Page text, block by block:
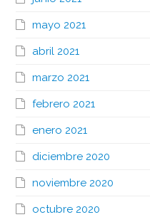
mayo 2021
abril 2021
marzo 2021
febrero 2021
enero 2021
diciembre 2020
noviembre 2020
octubre 2020